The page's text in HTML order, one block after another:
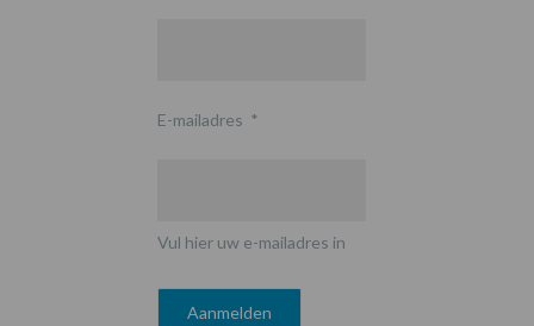
E-mailadres *
Vul hier uw e-mailadres in